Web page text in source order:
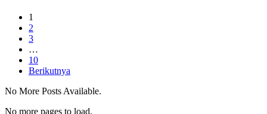
1
2
3
…
10
Berikutnya
No More Posts Available.
No more pages to load.